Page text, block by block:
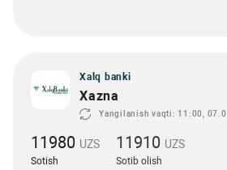
Xalq banki
Xazna
Yangilanish vaqti: 11:00,
11980 UZS
Sotish
11910 UZS
Sotib olish